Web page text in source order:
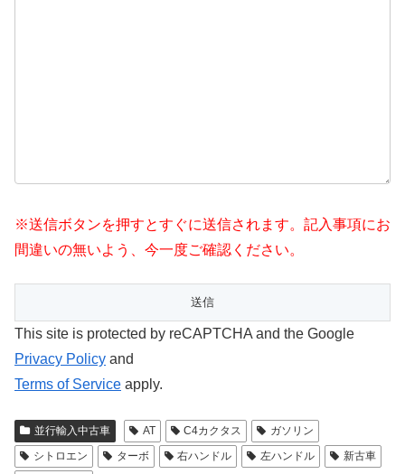
※送信ボタンを押すとすぐに送信されます。記入事項にお
間違いの無いよう、今一度ご確認ください。
This site is protected by reCAPTCHA and the Google
Privacy Policy and
Terms of Service apply.
並行輸入中古車 AT C4カクタス
ガソリン
シトロエン
ターボ 右ハンドル 左ハンドル
新古車